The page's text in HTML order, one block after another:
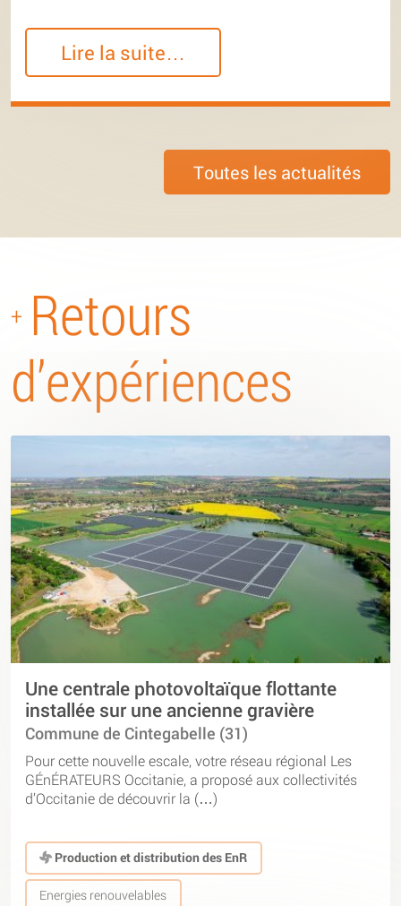
Lire la suite…
Toutes les actualités
+ Retours
d’expériences
Une centrale photovoltaïque flottante
installée sur une ancienne gravière
Commune de Cintegabelle (31)
Pour cette nouvelle escale, votre réseau régional Les
GÉnÉRATEURS Occitanie, a proposé aux collectivités
d’Occitanie de découvrir la (…)
Production et distribution des EnR
Energies renouvelables